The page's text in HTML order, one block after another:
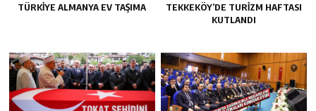
TÜRKIYE ALMANYA EV TAŞIMA
TEKKEKÖY’DE TURIZM HAFTASI
KUTLANDI